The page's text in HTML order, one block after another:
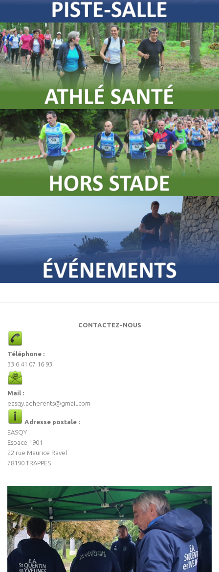
CONTACTEZ-NOUS
Téléphone :
33 6 41 07 16 93
Mail :
easqy.adherents@gmail.com
Adresse postale :
EASQY
Espace 1901
22 rue Maurice Ravel
78190 TRAPPES